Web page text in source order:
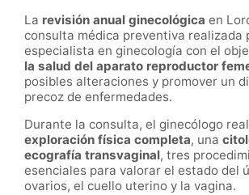
La revisión anual ginecológica en
consulta médica preventiva realizada
especialista en ginecología con el
la salud del aparato reproductor
posibles alteraciones y promover un
precoz de enfermedades.
Durante la consulta, el ginecólogo
exploración física completa, una
ecografía transvaginal, tres
esenciales para valorar el estado del
ovarios, el cuello uterino y la vagina.